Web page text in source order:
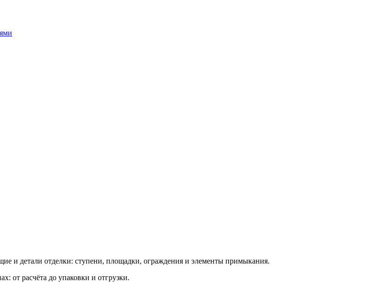
и детали отделки: ступени, площадки, ограждения и элементы примыкания.
от расчёта до упаковки и отгрузки.